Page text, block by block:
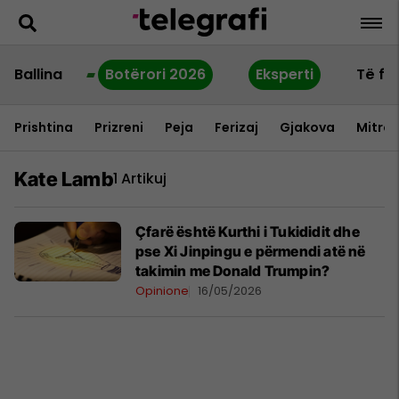
Ballina Botërori 2026 Eksperti Të
Prishtina Prizreni Peja Ferizaj Gjakova
Kate Lamb1 Artikuj
Çfarë është Kurthi i Tukididit dhe
pse Xi Jinpingu e përmendi atë në
takimin me Donald Trumpin?
Opinione 16/05/2026